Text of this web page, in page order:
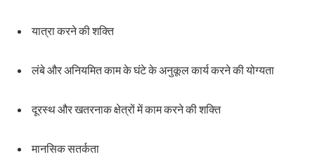
यात्रा करने की शक्ति
लंबे और अनियमित काम के घंटे के अनुकूल कार्य करने की योग्यता
दूरस्थ और खतरनाक क्षेत्रों में काम करने की शक्ति
मानसिक सतर्कता